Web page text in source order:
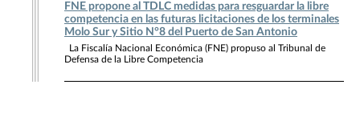
FNE propone al TDLC medidas para resguardar la libre
competencia en las futuras licitaciones de los terminales
Molo Sur y Sitio N°8 del Puerto de San Antonio
La Fiscalía Nacional Económica (FNE) propuso al Tribunal de
Defensa de la Libre Competencia